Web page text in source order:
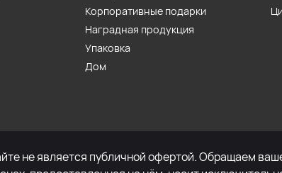
Корпоративные подарки
Наградная продукция
Упаковка
Дом
не является публичной офертой. Обращаем